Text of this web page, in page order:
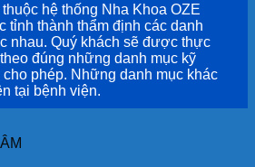
hệ thống Nha Khoa OZE
tỉnh thành thẩm định các danh
nhau. Quý khách sẽ được thực
đúng những danh mục kỹ
phép. Những danh mục khác
tại bệnh viện.